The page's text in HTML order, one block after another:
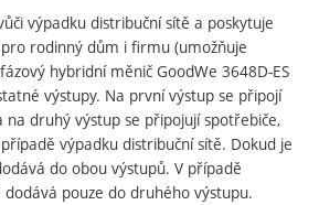
výpadku distribuční sítě a poskytuje
rodinný dům i firmu (umožňuje
hybridní měnič GoodWe 3648D-ES
výstupy. Na první výstup se připojí
druhý výstup se připojují spotřebiče,
výpadku distribuční sítě. Dokud je
do obou výstupů. V případě
pouze do druhého výstupu.